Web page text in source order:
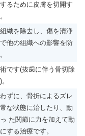
るために皮膚を切開す
織を除去し、傷を清浄
他の組織への影響を防
です(抜歯に伴う骨切除
ずに、骨折によるズレ
な状態に治したり、動
た関節に力を加えて動
する治療です。